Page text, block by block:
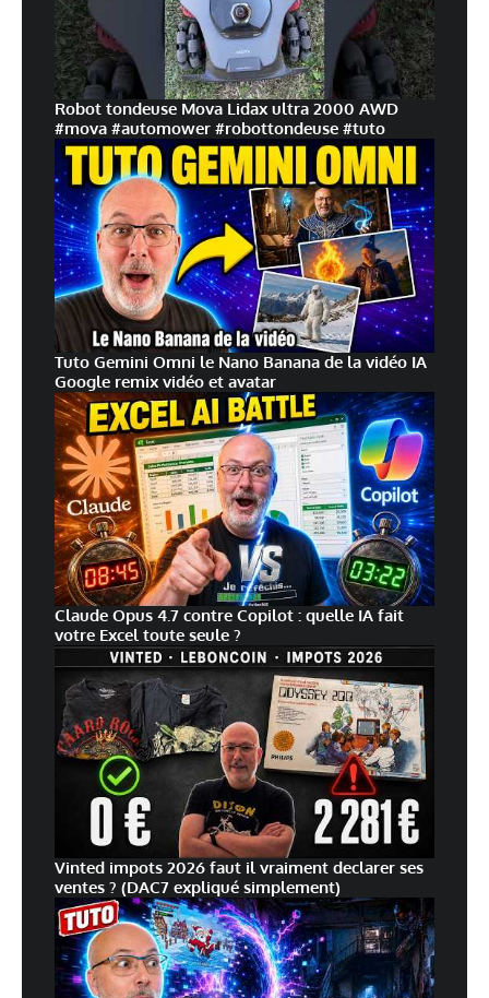
Robot tondeuse Mova Lidax ultra 2000 AWD
#mova #automower #robottondeuse #tuto
Tuto Gemini Omni le Nano Banana de la vidéo IA
Google remix vidéo et avatar
Claude Opus 4.7 contre Copilot : quelle IA fait
votre Excel toute seule ?
Vinted impots 2026 faut il vraiment declarer ses
ventes ? (DAC7 expliqué simplement)